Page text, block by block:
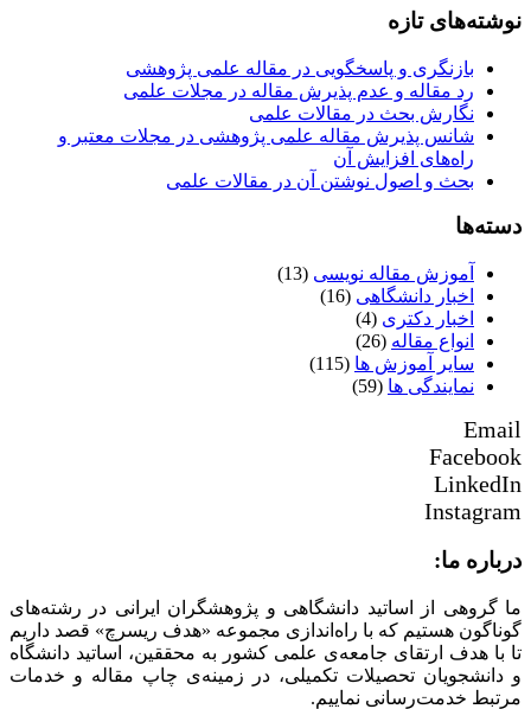
نوشته‌های تازه
بازنگری و پاسخگویی در مقاله علمی پژوهشی
رد مقاله و عدم پذیرش مقاله در مجلات علمی
نگارش بحث در مقالات علمی
شانس پذیرش مقاله علمی پژوهشی در مجلات معتبر و
راه‌های افزایش آن
بحث و اصول نوشتن آن در مقالات علمی
دسته‌ها
آموزش مقاله نویسی (13)
اخبار دانشگاهی (16)
اخبار دکتری (4)
انواع مقاله (26)
سایر آموزش ها (115)
نمایندگی ها (59)
Email
Facebook
LinkedIn
Instagram
درباره ما:
ما گروهی از اساتید دانشگاهی و پژوهشگران ایرانی در رشته‌های
گوناگون هستیم که با راه‌اندازی مجموعه «هدف ریسرچ» قصد داریم
تا با هدف ارتقای جامعه‌ی علمی کشور به محققین، اساتید دانشگاه
و دانشجویان تحصیلات تکمیلی، در زمینه‌ی چاپ مقاله و خدمات
مرتبط خدمت‌رسانی نماییم.